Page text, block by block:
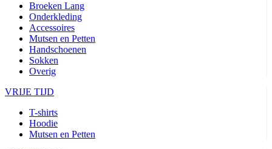
Broeken Lang
Onderkleding
Accessoires
Mutsen en Petten
Handschoenen
Sokken
Overig
VRIJE TIJD
T-shirts
Hoodie
Mutsen en Petten